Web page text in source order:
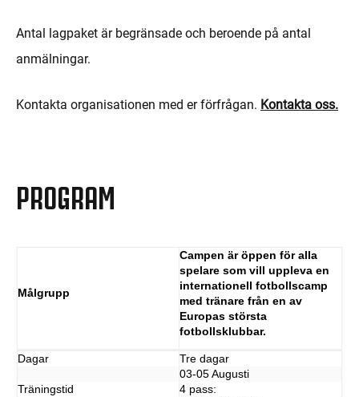
Antal lagpaket är begränsade och beroende på antal
anmälningar.
Kontakta organisationen med er förfrågan. Kontakta oss.
PROGRAM
Målgrupp
Campen är öppen för alla
spelare som vill uppleva en
internationell fotbollscamp
med tränare från en av
Europas största
fotbollsklubbar.
Dagar
Tre dagar
03-05 Augusti
Träningstid
4 pass: